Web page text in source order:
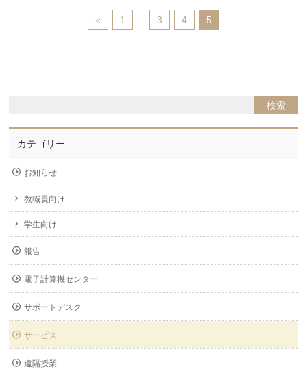
« 1 3 4 5
カテゴリー
お知らせ
教職員向け
学生向け
報告
電子計算機センター
サポートデスク
サービス
遠隔授業